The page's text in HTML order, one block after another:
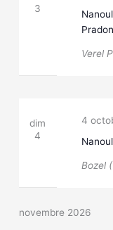
3
Verel
dim
4
4
Bozel
novembre 2026